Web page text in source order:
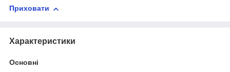
Приховати
Характеристики
Основні